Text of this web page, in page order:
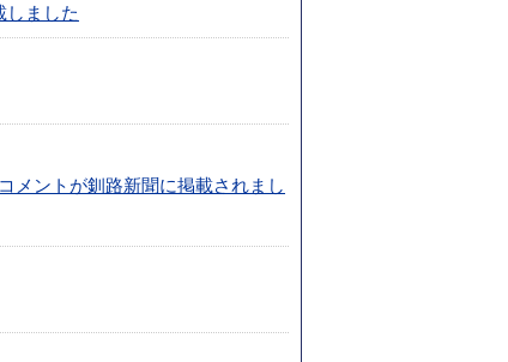
しました
メントが釧路新聞に掲載されまし